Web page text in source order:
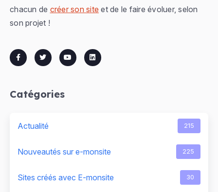
chacun de créer son site et de le faire évoluer, selon
son projet !
Catégories
Actualité 215
Nouveautés sur e-monsite 225
Sites créés avec E-monsite 30